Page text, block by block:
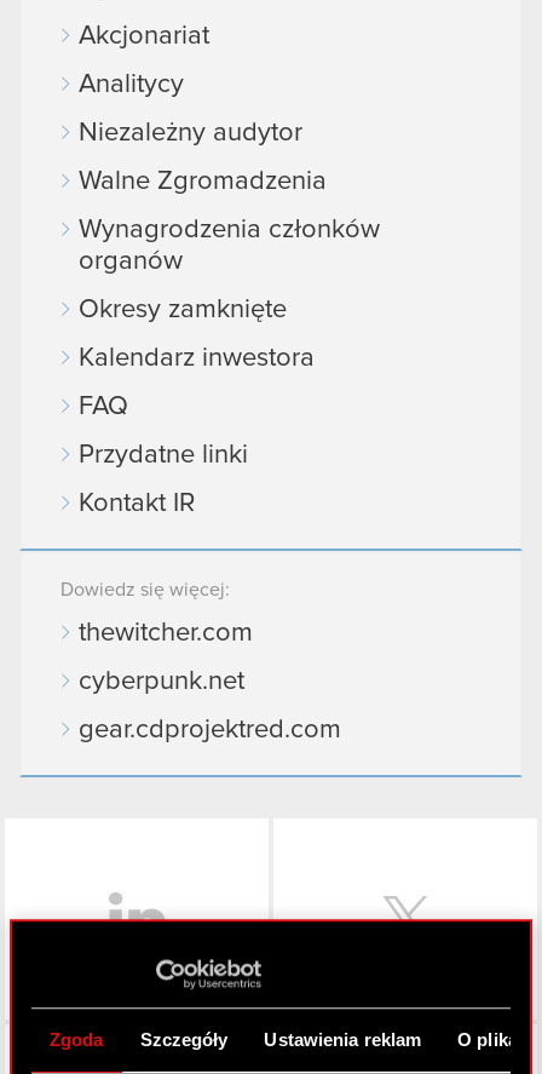
Zgoda Szczegóły Ustawienia reklam O
Akcjonariat
Analitycy
Niezależny audytor
Walne Zgromadzenia
Wynagrodzenia członków
organów
Okresy zamknięte
Kalendarz inwestora
FAQ
Przydatne linki
Kontakt IR
Dowiedz się więcej:
thewitcher.com
cyberpunk.net
gear.cdprojektred.com
Facebook